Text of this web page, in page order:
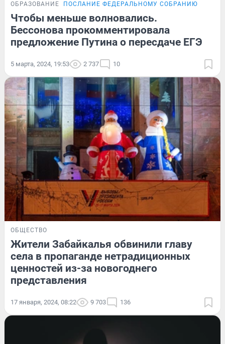
ОБРАЗОВАНИЕ ПОСЛАНИЕ ФЕДЕРАЛЬНОМУ СОБРАНИЮ
Чтобы меньше волновались.
Бессонова прокомментировала
предложение Путина о пересдаче ЕГЭ
5 марта, 2024, 19:53 2 737 10
ОБЩЕСТВО
Жители Забайкалья обвинили главу
села в пропаганде нетрадиционных
ценностей из-за новогоднего
представления
17 января, 2024, 08:22 9 703 136